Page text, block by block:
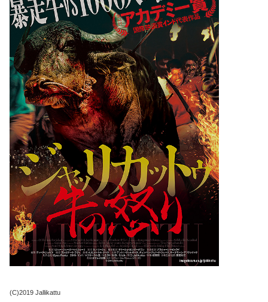
(C)2019 Jallikattu